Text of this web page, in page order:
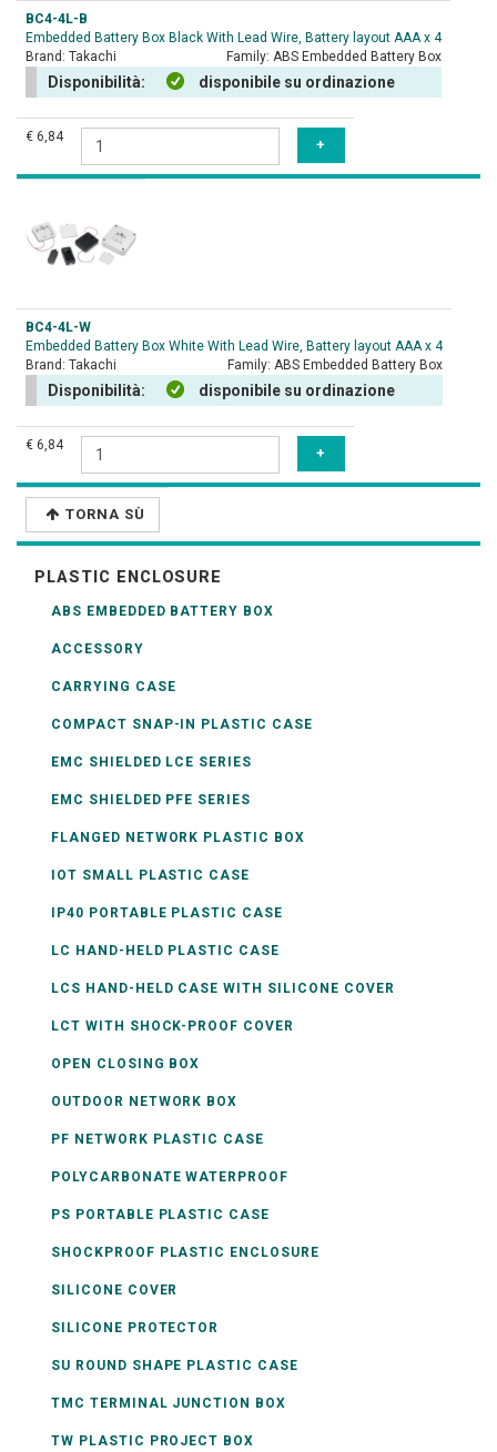
BC4-4L-B
Embedded Battery Box Black With Lead Wire, Battery layout AAA x 4
Brand: Takachi Family: ABS Embedded Battery Box
Disponibilità: disponibile su ordinazione
€ 6,84
BC4-4L-W
Embedded Battery Box White With Lead Wire, Battery layout AAA x 4
Brand: Takachi Family: ABS Embedded Battery Box
Disponibilità: disponibile su ordinazione
€ 6,84
TORNA SÙ
PLASTIC ENCLOSURE
ABS EMBEDDED BATTERY BOX
ACCESSORY
CARRYING CASE
COMPACT SNAP-IN PLASTIC CASE
EMC SHIELDED LCE SERIES
EMC SHIELDED PFE SERIES
FLANGED NETWORK PLASTIC BOX
IOT SMALL PLASTIC CASE
IP40 PORTABLE PLASTIC CASE
LC HAND-HELD PLASTIC CASE
LCS HAND-HELD CASE WITH SILICONE COVER
LCT WITH SHOCK-PROOF COVER
OPEN CLOSING BOX
OUTDOOR NETWORK BOX
PF NETWORK PLASTIC CASE
POLYCARBONATE WATERPROOF
PS PORTABLE PLASTIC CASE
SHOCKPROOF PLASTIC ENCLOSURE
SILICONE COVER
SILICONE PROTECTOR
SU ROUND SHAPE PLASTIC CASE
TMC TERMINAL JUNCTION BOX
TW PLASTIC PROJECT BOX